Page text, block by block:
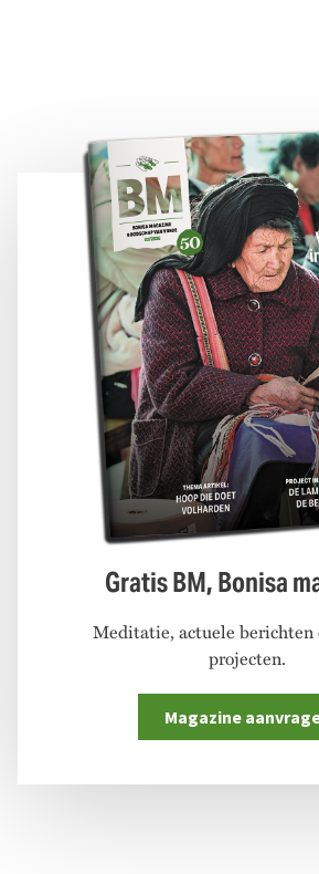
Gratis BM, Bonisa
Meditatie, actuele berichten
projecten.
Magazine